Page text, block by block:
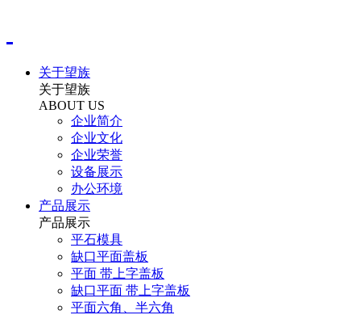
关于望族
关于望族
ABOUT US
企业简介
企业文化
企业荣誉
设备展示
办公环境
产品展示
产品展示
平石模具
缺口平面盖板
平面 带上字盖板
缺口平面 带上字盖板
平面六角、半六角